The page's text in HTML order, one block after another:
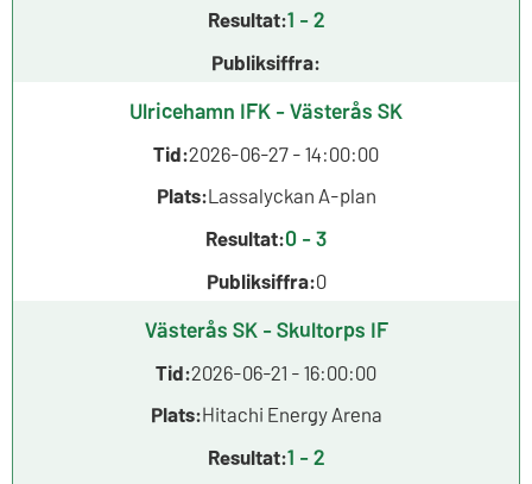
Resultat:1 - 2
Publiksiffra:
Ulricehamn IFK - Västerås SK
Tid:2026-06-27 - 14:00:00
Plats:Lassalyckan A-plan
Resultat:0 - 3
Publiksiffra:0
Västerås SK - Skultorps IF
Tid:2026-06-21 - 16:00:00
Plats:Hitachi Energy Arena
Resultat:1 - 2